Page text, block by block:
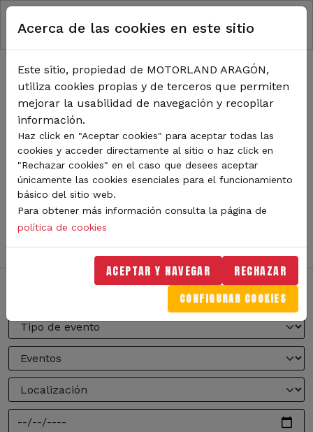
Pasar al contenido principal
RUTA DE NAVEGACIÓN
Inicio Noticias
TODA LA ACTUALIDAD DE
MOTORLAND
Sigue de cerca todas las novedades de MotorLand
Aragón. Aquí encontrarás noticias sobre eventos,
competiciones, pilotos, novedades del circuito y
mucho más. Filtra por categoría o tipo de contenido y
no te pierdas nada del mundo del motor.
Acerca de las cookies en este sitio
Este sitio, propiedad de MOTORLAND ARAGÓN,
utiliza cookies propias y de terceros que permiten
mejorar la usabilidad de navegación y recopilar
información.
Haz click en "Aceptar cookies" para aceptar todas las
cookies y acceder directamente al sitio o haz click en
"Rechazar cookies" en el caso que desees aceptar
únicamente las cookies esenciales para el funcionamiento
básico del sitio web.
Para obtener más información consulta la página de
política de cookies
ACEPTAR Y NAVEGAR RECHAZAR
CONFIGURAR COOKIES